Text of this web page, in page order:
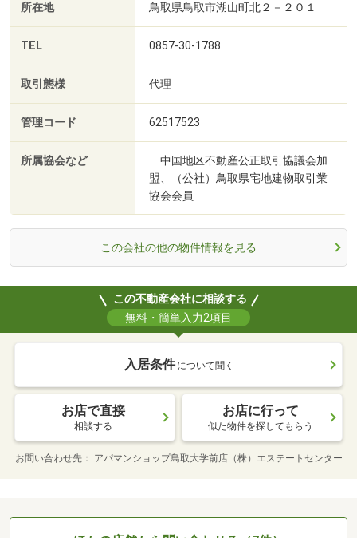
所在地 鳥取県鳥取市湖山町北２－２０１
TEL 0857-30-1788
取引態様 代理
管理コード 62517523
所属協会など
中国地区不動産公正取引協議会加
盟、（公社）鳥取県宅地建物取引業
協会会員
この会社の他の物件情報を見る
この不動産会社に相談する
無料・簡単入力2項目
入居条件 について聞く
お店で直接
相談する
お店に行って
似た物件を探してもらう
お問い合わせ先 アパマンショップ鳥取大学前店（株）エステートセンター